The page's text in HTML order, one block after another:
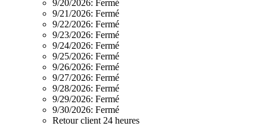
9/20/2026: Fermé
9/21/2026: Fermé
9/22/2026: Fermé
9/23/2026: Fermé
9/24/2026: Fermé
9/25/2026: Fermé
9/26/2026: Fermé
9/27/2026: Fermé
9/28/2026: Fermé
9/29/2026: Fermé
9/30/2026: Fermé
Retour client 24 heures